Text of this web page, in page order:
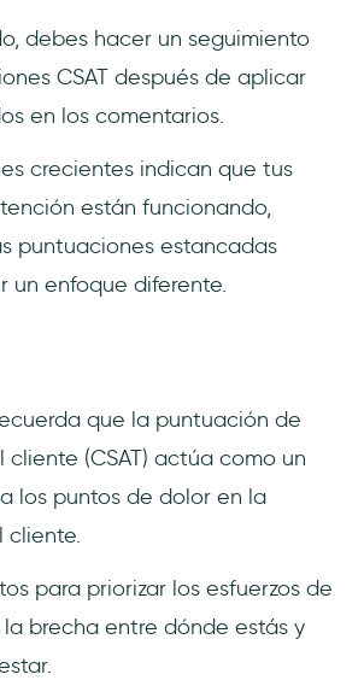
debes hacer un seguimiento
CSAT después de aplicar
en los comentarios.
crecientes indican que tus
están funcionando,
puntuaciones estancadas
un enfoque diferente.
que la puntuación de
(CSAT) actúa como un
los puntos de dolor en la
cliente.
para priorizar los esfuerzos de
brecha entre dónde estás y